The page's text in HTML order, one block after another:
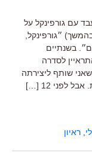
עם גורפינקל על
״גורפינקל,
בשנתיים
לסדרה
תיעודית על תולדות הקולנוע הישראלי לערוץ 1, שאני שותף ליצירתה
לפני 12 […]
ראיון